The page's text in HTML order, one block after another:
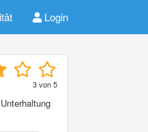
Login
3von5